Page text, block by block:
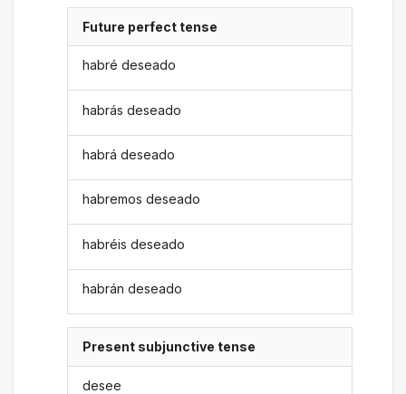
Future perfect tense
habré deseado
habrás deseado
habrá deseado
habremos deseado
habréis deseado
habrán deseado
Present subjunctive tense
desee